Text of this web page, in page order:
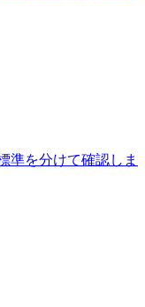
準を分けて確認しま